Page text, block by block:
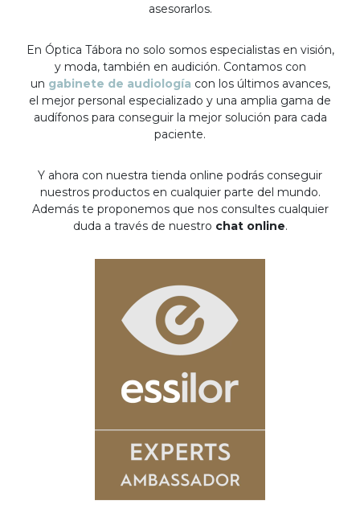
asesorarlos.
En Óptica Tábora no solo somos especialistas en visión,
y moda, también en audición. Contamos con
un gabinete de audiología con los últimos avances,
el mejor personal especializado y una amplia gama de
audífonos para conseguir la mejor solución para cada
paciente.
Y ahora con nuestra tienda online podrás conseguir
nuestros productos en cualquier parte del mundo.
Además te proponemos que nos consultes cualquier
duda a través de nuestro chat online.